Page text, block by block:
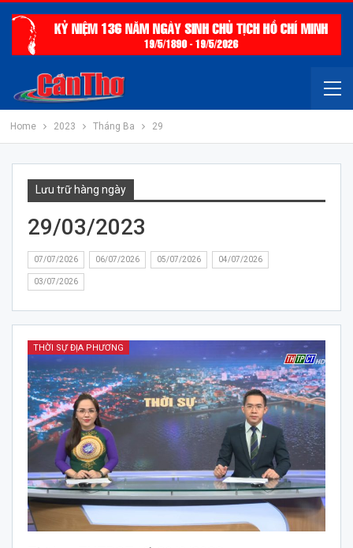
Home 2023 Tháng Ba 29
Lưu trữ hàng ngày
29/03/2023
07/07/2026 06/07/2026 05/07/2026 04/07/2026
03/07/2026
THỜI SỰ ĐỊA PHƯƠNG